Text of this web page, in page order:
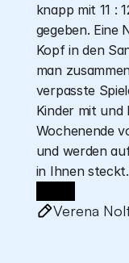
knapp mit 11 :
gegeben. Eine
Kopf in den
man
verpasste
Kinder mit und
Wochenende
und werden
in Ihnen steckt.
Verena